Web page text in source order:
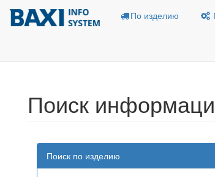
По изделию
Поиск
Поиск по изделию